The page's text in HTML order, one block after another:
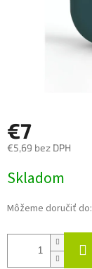
€7
€5,69 bez DPH
cena:
Skladom
Môžeme doručiť do: